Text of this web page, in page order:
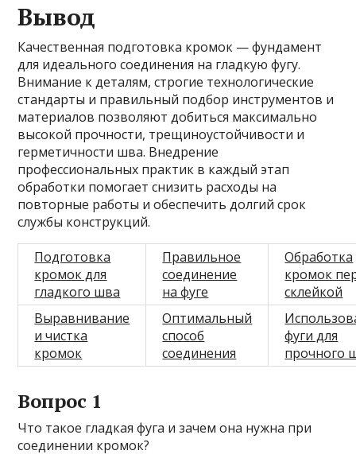
Вывод
Качественная подготовка кромок — фундамент
для идеального соединения на гладкую фугу.
Внимание к деталям, строгие технологические
стандарты и правильный подбор инструментов и
материалов позволяют добиться максимально
высокой прочности, трещиноустойчивости и
герметичности шва. Внедрение
профессиональных практик в каждый этап
обработки помогает снизить расходы на
повторные работы и обеспечить долгий срок
службы конструкций.
Подготовка
кромок для
гладкого шва
Правильное
соединение
на фуге
Обработка
кромок
склейкой
Выравнивание
и чистка
кромок
Оптимальный
способ
соединения
фуги для
прочного
Вопрос 1
Что такое гладкая фуга и зачем она нужна при
соединении кромок?